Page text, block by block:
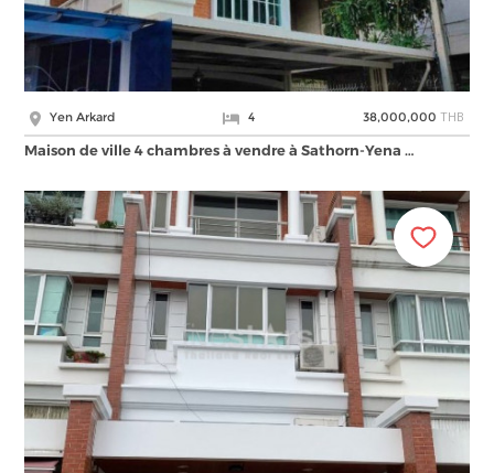
Yen Arkard 4 38,000,000 THB
Maison de ville 4 chambres à vendre à Sathorn-Yena …